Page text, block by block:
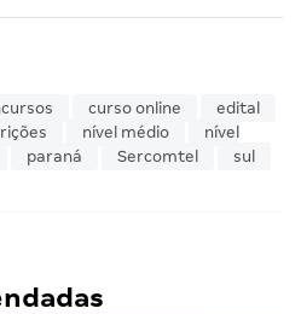
curso online
edital
nível médio
nível
paraná Sercomtel
sul